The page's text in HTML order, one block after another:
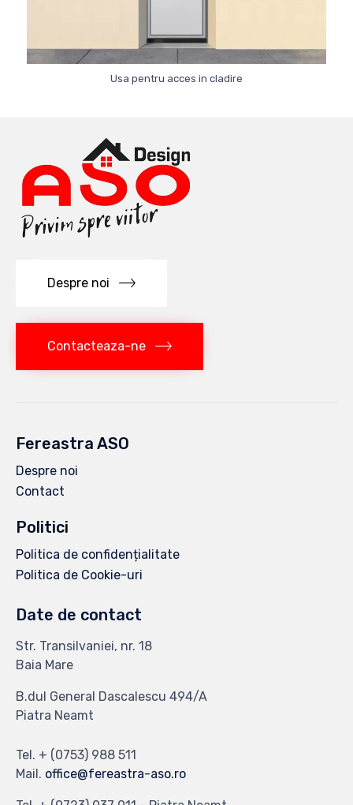
Usa pentru acces in cladire
Despre noi
Contacteaza-ne
Fereastra ASO
Despre noi
Contact
Politici
Politica de confidențialitate
Politica de Cookie-uri
Date de contact
Str. Transilvaniei, nr. 18
Baia Mare
B.dul General Dascalescu 494/A
Piatra Neamt
Tel. + (0753) 988 511
Mail. office@fereastra-aso.ro